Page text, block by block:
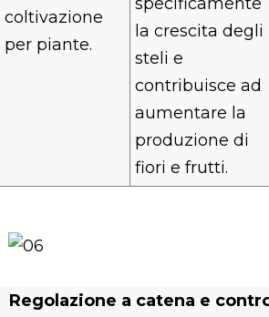
coltivazione
per piante.
la crescita degli
steli e
contribuisce ad
aumentare la
produzione di
fiori e frutti.
Regolazione a catena e